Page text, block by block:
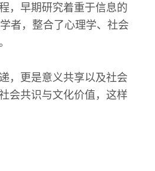
，早期研究着重于信息的
者，整合了心理学、社会
，更是意义共享以及社会
会共识与文化价值，这样